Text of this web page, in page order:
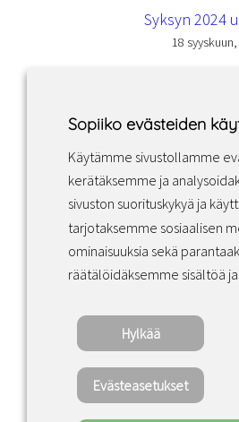
Syksyn 2024
18
Facebook Instagram LinkedIn
Sopimusehdot
Copyright ©2022 ·
Rights
Sopiiko evästeiden
Käytämme sivustollamme
kerätäksemme ja
sivuston suorituskykyä ja
tarjotaksemme sosiaalisen
ominaisuuksia sekä
räätälöidäksemme sisältöä ja
Hylkää
Evästeasetukset